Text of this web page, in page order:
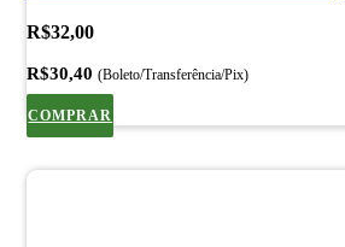
R$32,00
R$30,40 (Boleto/Transferência/Pix)
COMPRAR